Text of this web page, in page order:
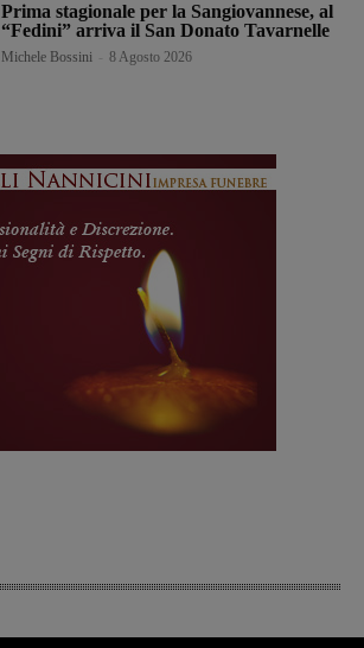
Prima stagionale per la Sangiovannese, al
“Fedini” arriva il San Donato Tavarnelle
Michele Bossini 8 Agosto 2026